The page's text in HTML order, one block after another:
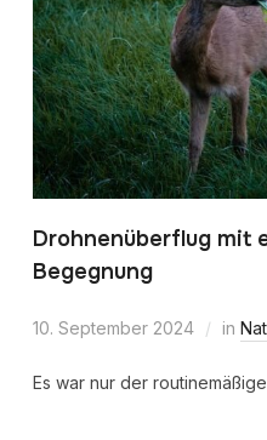
Drohnenüberflug mit
Begegnung
10. September 2024 in
Es war nur der